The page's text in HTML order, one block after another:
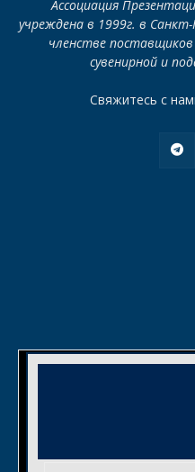
Ассоциация
учреждена в 1999г. в
членстве поставщиков
сувенирной и
Свяжитесь с